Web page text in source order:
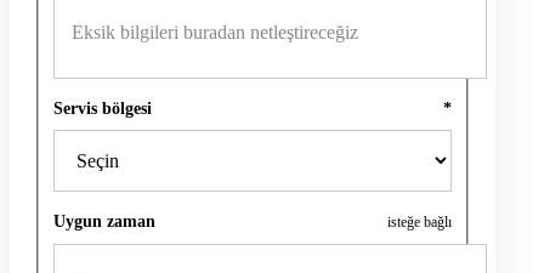
Servis bölgesi *
Uygun zaman isteğe bağlı